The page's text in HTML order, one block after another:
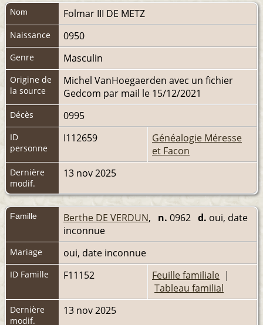
Nom Folmar III DE METZ
Naissance 0950
Genre Masculin
Origine de
la source
Michel VanHoegaerden avec un fichier
Gedcom par mail le 15/12/2021
Décès 0995
ID
personne
I112659
Généalogie Méresse
et Facon
Dernière
modif.
13 nov 2025
Famille Berthe DE VERDUN, n. 0962 d. oui, date
inconnue
Mariage oui, date inconnue
ID Famille F11152 Feuille familiale |
Tableau familial
Dernière
modif.
13 nov 2025